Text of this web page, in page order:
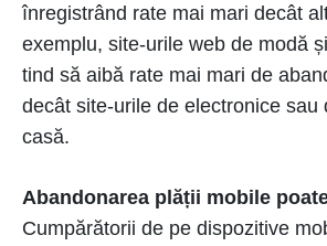
înregistrând rate mai mari decât
exemplu, site-urile web de modă
tind să aibă rate mai mari de
decât site-urile de electronice sau
casă.
Abandonarea plății mobile
Cumpărătorii de pe dispozitive